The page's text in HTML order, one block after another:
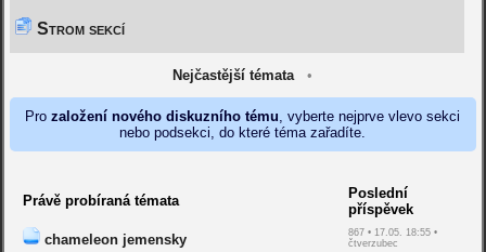
Strom sekcí
Nejčastější témata •
Prozaložení nového diskuzního tému, vyberte nejprve vlevo sekci
nebo podsekci, do které téma zařadíte.
Právě probíraná témata
Poslední
příspěvek
chameleon jemensky
867 • 17.05. 18:55 •
čtverzubec